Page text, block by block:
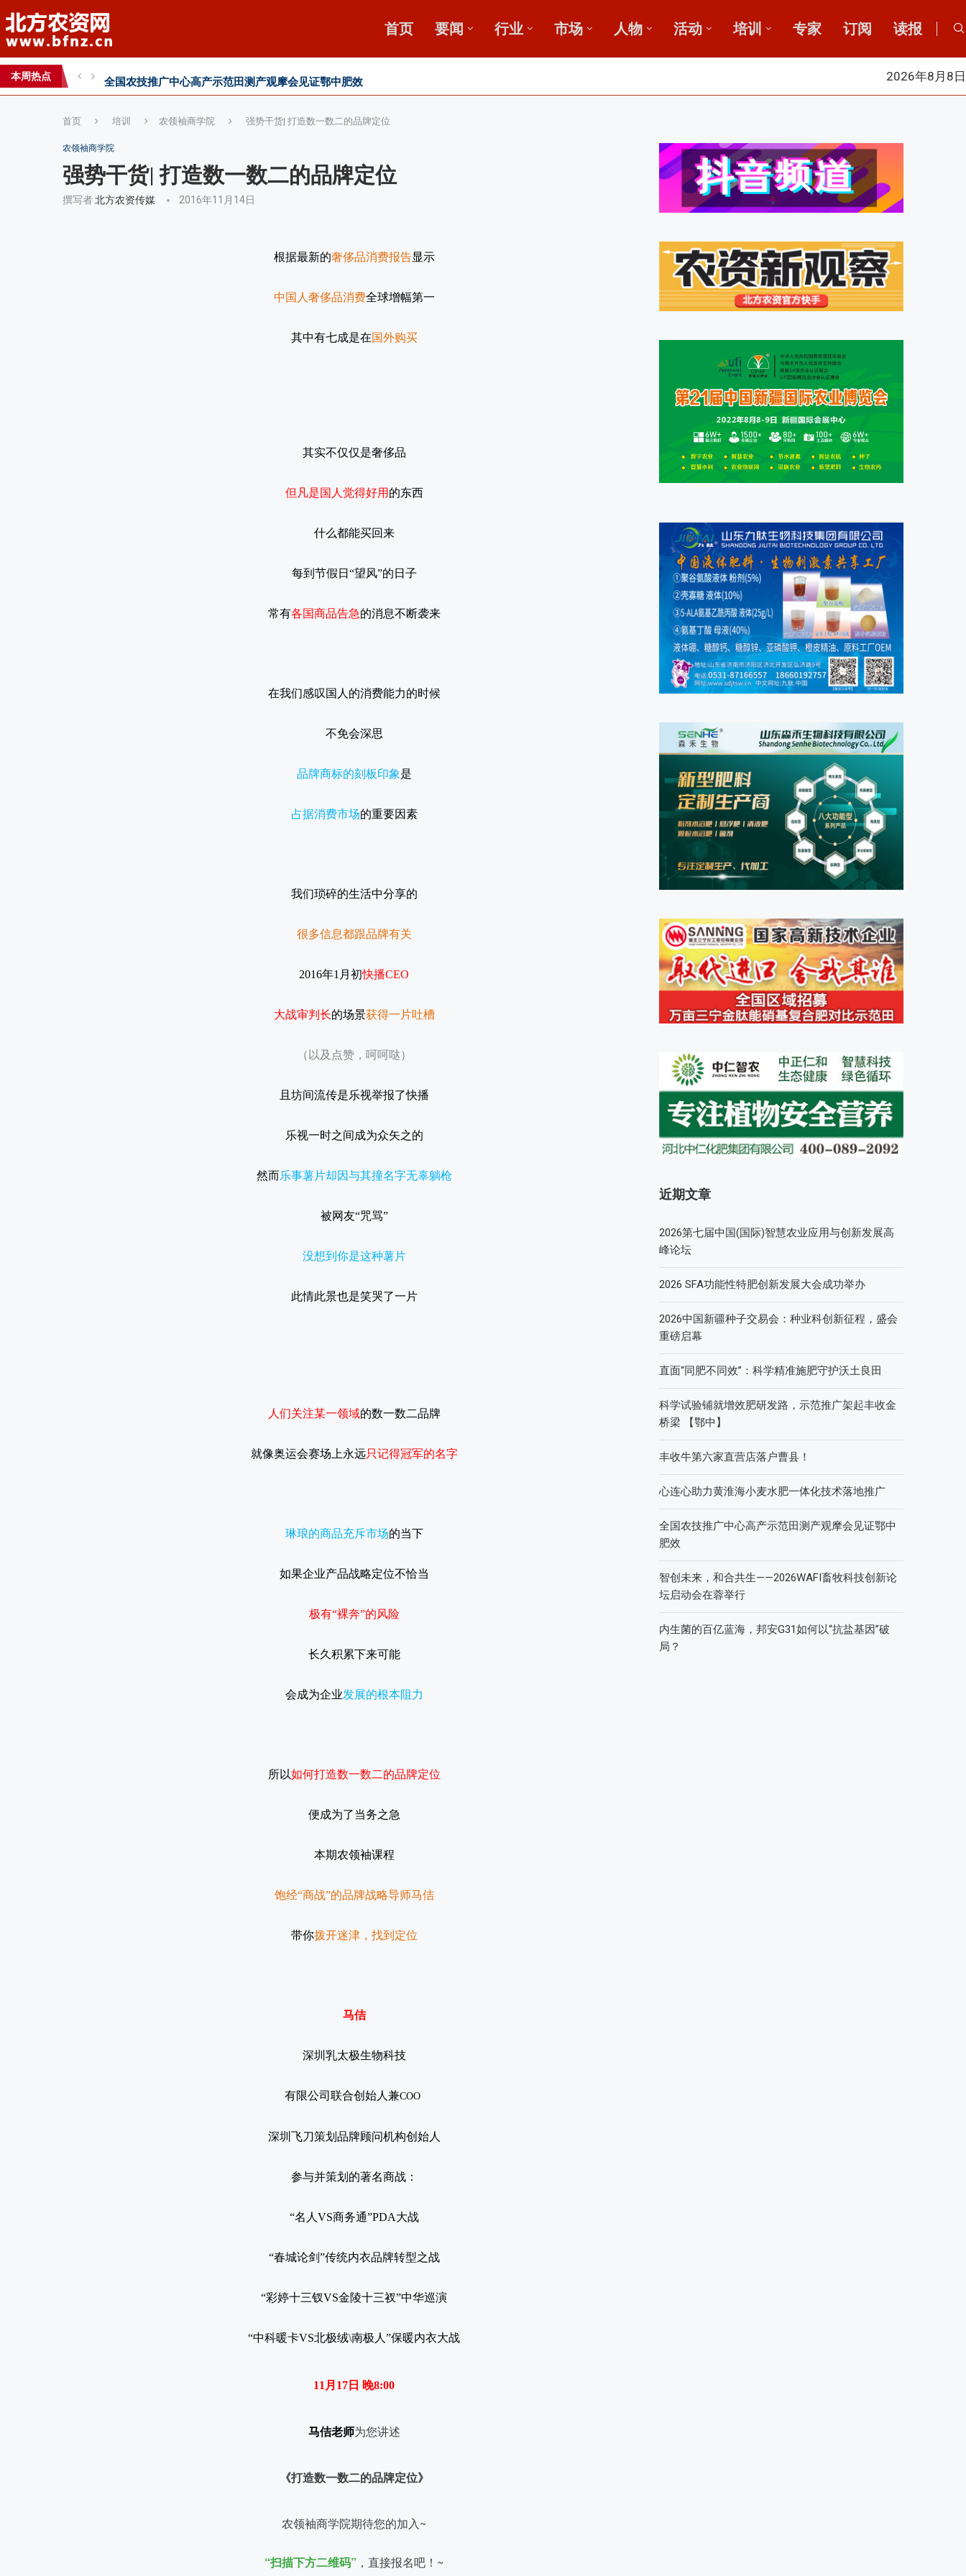
首页 要闻 行业 市场 人物 活动 培训 专家 订阅 读报
本周热点
内生菌的百亿蓝海，邦安G31如何以“抗盐基因”破局？
2026第七届中国(国际)智慧农业应用与创新发展高峰论坛
2026年8月8日
首页 培训 农领袖商学院 强势干货| 打造数一数二的品牌定位
农领袖商学院
强势干货| 打造数一数二的品牌定位
撰写者北方农资传媒 2016年11月14日
根据最新的奢侈品消费报告显示
中国人奢侈品消费全球增幅第一
其中有七成是在国外购买
其实不仅仅是奢侈品
但凡是国人觉得好用 的东西
什么都能买回来
每到节假日 “望风”的日子
常有各国商品告急的消息不断袭来
在我们感叹国人的消费能力的时候
不免会深思
品牌商标的刻板印象是
占据消费市场的重要因素
我们琐碎的生活中分享的
很多信息都跟品牌有关
2016年1月初快播CEO
大战审判长的场景获得一片吐槽
（以及点赞，呵呵哒）
且坊间流传是乐视举报了快播
乐视一时之间成为众矢之的
然而乐事薯片却因与其撞名字无辜躺枪
被网友“咒骂”
没想到你是这种薯片
此情此景也是笑哭了一片
人们关注某一领域的数一数二品牌
就像奥运会赛场上永远只记得冠军的名字
琳琅的商品充斥市场的当下
如果企业产品战略定位不恰当
极有“裸奔”的风险
长久积累下来可能
会成为企业发展的根本阻力
所以如何打造数一数二的品牌定位
便成为了当务之急
本期农领袖课程
饱经“商战”的品牌战略导师马佶
带你拨开迷津，找到定位
马佶
深圳乳太极生物科技
有限公司联合创始人兼COO
深圳飞刀策划品牌顾问机构创始人
参与并策划的著名商战：
“名人VS商务通”PDA大战
“春城论剑”传统内衣品牌转型之战
“彩婷十三钗VS金陵十三衩”中华巡演
“中科暖卡VS北极绒\南极人”保暖内衣大战
11月17日 晚8:00
马佶老师为您讲述
《打造数一数二的品牌定位》
农领袖商学院期待您的加入~
“扫描下方二维码” ，直接报名吧！~
近期文章
2026第七届中国(国际)智慧农业应用与创新发展高
峰论坛
2026 SFA功能性特肥创新发展大会成功举办
2026中国新疆种子交易会：种业科创新征程，盛会
重磅启幕
直面“同肥不同效”：科学精准施肥守护沃土良田
科学试验铺就增效肥研发路，示范推广架起丰收金
桥梁 【鄂中】
丰收牛第六家直营店落户曹县！
心连心助力黄淮海小麦水肥一体化技术落地推广
全国农技推广中心高产示范田测产观摩会见证鄂中
肥效
智创未来，和合共生——2026WAFI畜牧科技创新论
坛启动会在蓉举行
内生菌的百亿蓝海，邦安G31如何以“抗盐基因”破
局？